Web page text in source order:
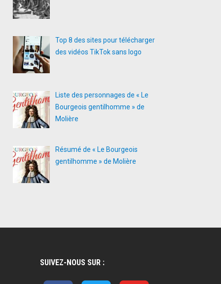
Top 8 des sites pour télécharger
des vidéos TikTok sans logo
Liste des personnages de « Le
Bourgeois gentilhomme » de
Molière
Résumé de « Le Bourgeois
gentilhomme » de Molière
SUIVEZ-NOUS SUR :